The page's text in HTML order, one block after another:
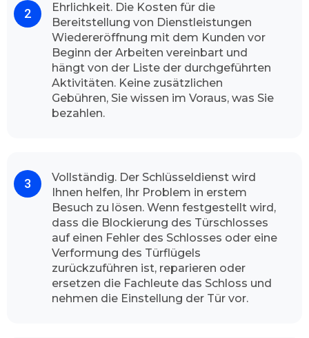
Duisburg Bergheim stolz sagen, dass die
Mehrheit unsere Kunden mit voller
Zufriedenheit unseren Schlüsseldienst immer
wieder wählt. Unser Team freut sich wenn wir
Sie als Kundinnen und Kunden von unserem
Aufsperrdienst bedienen können. Unser
Betrieb gibt Ihnen die vollste Gewissheit, dass
einsatzbereit, egal ob mitten in der Nacht oder
in den Feiertagen.
Wie der Schlüsseldienst Duisburg
Bergheim vorgeht
Die Sicherheit für Ihr Zuhause ist für uns sehr
wichtig, Abhängig von der Tageszeit, zu der Sie
anrufen, und dem Verkehr auf dem Weg zu
Ihnen, ist der Experte meistens in weniger als
Ehrlichkeit. Die Kosten für die
Bereitstellung von Dienstleistungen
Wiedereröffnung mit dem Kunden vor
Beginn der Arbeiten vereinbart und
hängt von der Liste der durchgeführten
Aktivitäten. Keine zusätzlichen
Gebühren, Sie wissen im Voraus, was Sie
bezahlen.
Vollständig. Der Schlüsseldienst wird
Ihnen helfen, Ihr Problem in erstem
Besuch zu lösen. Wenn festgestellt wird,
dass die Blockierung des Türschlosses
auf einen Fehler des Schlosses oder eine
Verformung des Türflügels
zurückzuführen ist, reparieren oder
ersetzen die Fachleute das Schloss und
nehmen die Einstellung der Tür vor.